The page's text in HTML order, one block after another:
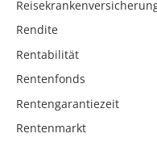
Rendite
Rentabilität
Rentenfonds
Rentengarantiezeit
Rentenmarkt